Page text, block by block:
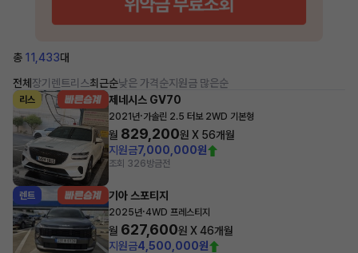
총 11,433대
전체 장기렌트리스최근순낮은 가격순지원금 많은순
리스 제네시스 GV70
2021년·가솔린 2.5 터보 2WD 기본형
월 829,200원 X 56개월
지원금7,000,000원
조회 326방금전
렌트 기아 스포티지
2025년·4WD 프레스티지
월 627,600원 X46개월
지원금4,500,000원